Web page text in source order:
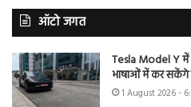
ऑटो जगत
Tesla Model Y
भाषाओं में कर सकेंगे
1 August 2026 -